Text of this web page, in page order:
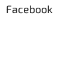
Facebook